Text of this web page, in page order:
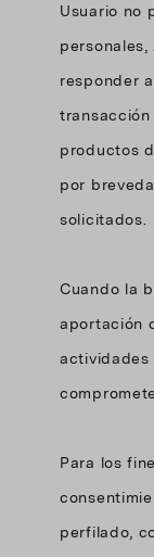
Usuario no
responder
productos
por
solicitados.
Cuando la
aportación
actividades
Para los
perfilado,